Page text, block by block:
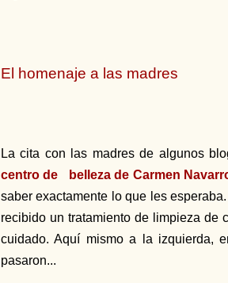
El homenaje a las madres
La cita con las madres de algunos
centro de belleza de Carmen
saber exactamente lo que les
recibido un tratamiento de limpieza de
cuidado. Aquí mismo a la izquierda,
pasaron...